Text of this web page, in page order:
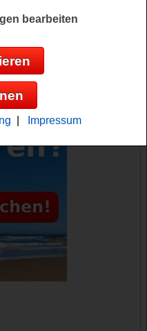
für das
bearbeiten
Impressum